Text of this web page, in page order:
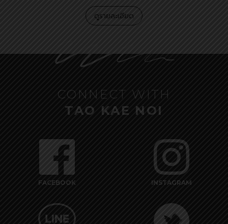
ดูรายละเอียด
CONNECT WITH
TAO KAE NOI
FACEBOOK INSTAGRAM